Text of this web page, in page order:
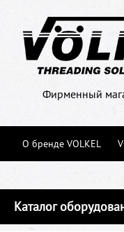
Фирменный
О бренде VOLKEL
Каталог